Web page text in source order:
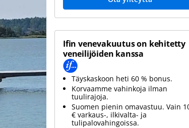
Ifin venevakuutus on kehitetty
veneilijöiden kanssa
Täyskaskoon heti 60 % bonus.
Korvaamme vahinkoja ilman
tuulirajoja.
Suomen pienin omavastuu. Vain
€ varkaus-, ilkivalta- ja
tulipalovahingoissa.